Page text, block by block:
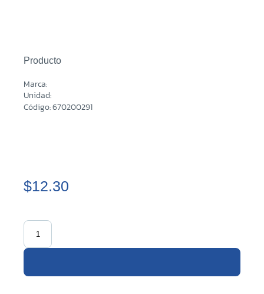
Producto
Marca:
Unidad:
Código: 670200291
$12.30